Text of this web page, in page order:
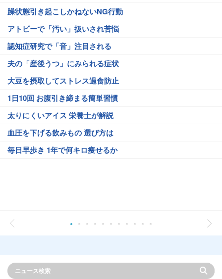
躁状態引き起こしかねないNG行動
アトピーで「汚い」扱いされ苦悩
認知症研究で「音」注目される
夫の「産後うつ」にみられる症状
大豆を摂取してストレス過食防止
1日10回 お腹引き締まる簡単習慣
太りにくいアイス 栄養士が解説
血圧を下げる飲みもの 選び方は
毎日早歩き 1年で何キロ痩せるか